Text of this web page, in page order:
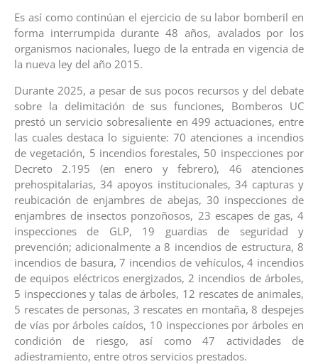
Es así como continúan el ejercicio de su labor bomberil en
forma interrumpida durante 48 años, avalados por los
organismos nacionales, luego de la entrada en vigencia de
la nueva ley del año 2015.
Durante 2025, a pesar de sus pocos recursos y del debate
sobre la delimitación de sus funciones, Bomberos UC
prestó un servicio sobresaliente en 499 actuaciones, entre
las cuales destaca lo siguiente: 70 atenciones a incendios
de vegetación, 5 incendios forestales, 50 inspecciones por
Decreto 2.195 (en enero y febrero), 46 atenciones
prehospitalarias, 34 apoyos institucionales, 34 capturas y
reubicación de enjambres de abejas, 30 inspecciones de
enjambres de insectos ponzoñosos, 23 escapes de gas, 4
inspecciones de GLP, 19 guardias de seguridad y
prevención; adicionalmente a 8 incendios de estructura, 8
incendios de basura, 7 incendios de vehículos, 4 incendios
de equipos eléctricos energizados, 2 incendios de árboles,
5 inspecciones y talas de árboles, 12 rescates de animales,
5 rescates de personas, 3 rescates en montaña, 8 despejes
de vías por árboles caídos, 10 inspecciones por árboles en
condición de riesgo, así como 47 actividades de
adiestramiento, entre otros servicios prestados.